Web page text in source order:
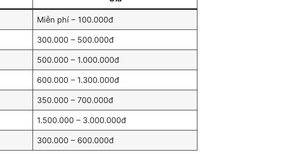
Miễn phí – 100.000đ
300.000 – 500.000đ
500.000 – 1.000.000đ
600.000 – 1.300.000đ
350.000 – 700.000đ
1.500.000 – 3.000.000đ
300.000 – 600.000đ